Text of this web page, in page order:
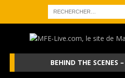
BEHIND THE SCENES